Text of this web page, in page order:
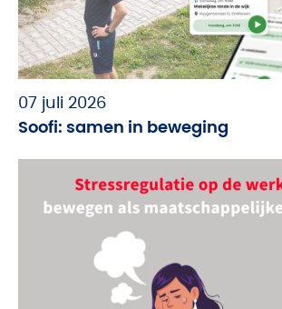
07 juli 2026
Soofi: samen in beweging